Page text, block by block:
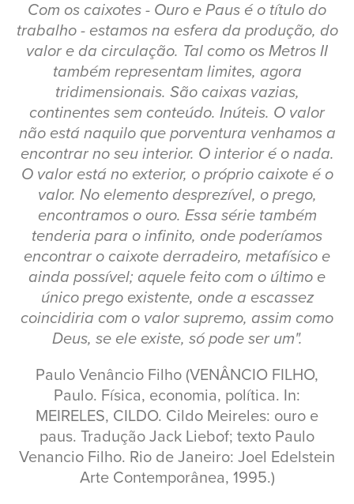
Com os caixotes - Ouro e Paus é o título do
trabalho - estamos na esfera da produção, do
valor e da circulação. Tal como os Metros II
também representam limites, agora
tridimensionais. São caixas vazias,
continentes sem conteúdo. Inúteis. O valor
não está naquilo que porventura venhamos a
encontrar no seu interior. O interior é o nada.
O valor está no exterior, o próprio caixote é o
valor. No elemento desprezível, o prego,
encontramos o ouro. Essa série também
tenderia para o infinito, onde poderíamos
encontrar o caixote derradeiro, metafísico e
ainda possível; aquele feito com o último e
único prego existente, onde a escassez
coincidiria com o valor supremo, assim como
Deus, se ele existe, só pode ser um".
Paulo Venâncio Filho (VENÂNCIO FILHO,
Paulo. Física, economia, política. In:
MEIRELES, CILDO. Cildo Meireles: ouro e
paus. Tradução Jack Liebof; texto Paulo
Venancio Filho. Rio de Janeiro: Joel Edelstein
Arte Contemporânea, 1995.)